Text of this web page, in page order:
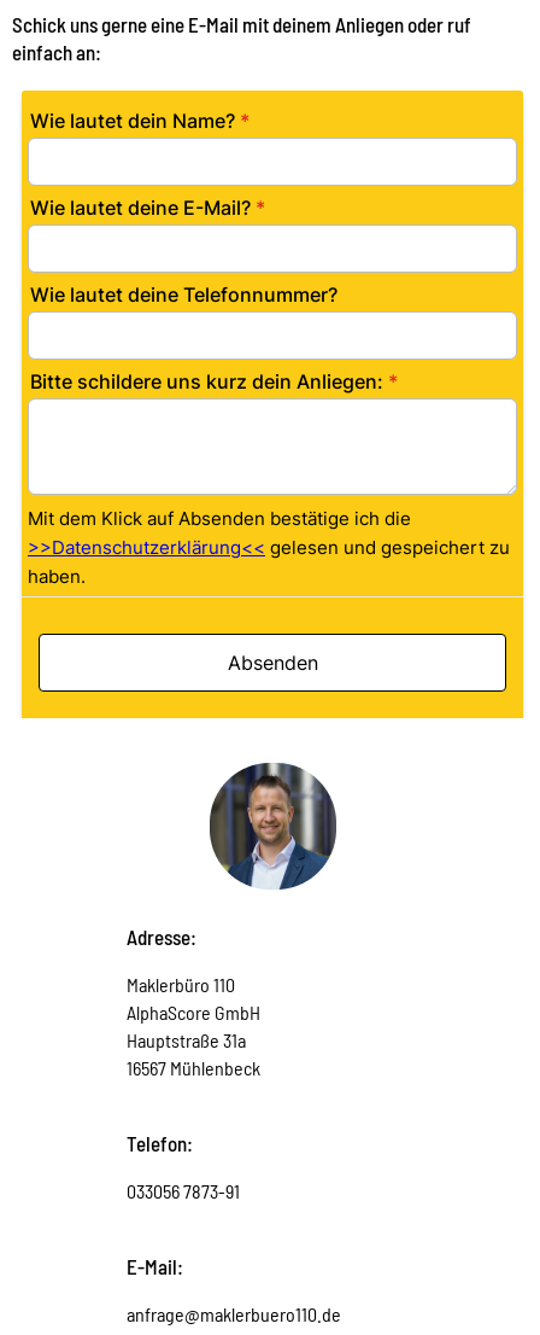
Schick uns gerne eine E-Mail mit deinem Anliegen oder ruf
einfach an:
Adresse:
Maklerbüro 110
AlphaScore GmbH
Hauptstraße 31a
16567 Mühlenbeck
Telefon:
033056 7873-91
E-Mail:
anfrage@maklerbuero110.de